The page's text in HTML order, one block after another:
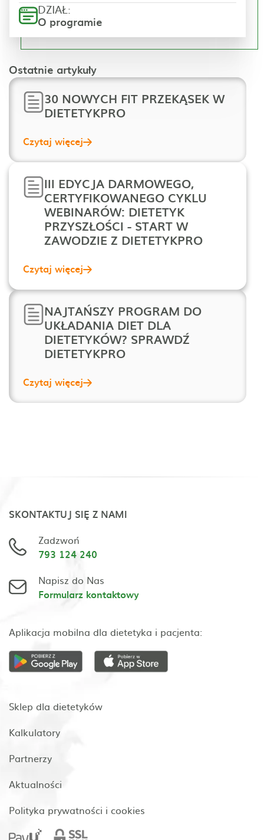
DZIAŁ:
O programie
Ostatnie artykuły
30 NOWYCH FIT PRZEKĄSEK W
DIETETYKPRO
Czytaj więcej
III EDYCJA DARMOWEGO,
CERTYFIKOWANEGO CYKLU
WEBINARÓW: DIETETYK
PRZYSZŁOŚCI - START W
ZAWODZIE Z DIETETYKPRO
Czytaj więcej
NAJTAŃSZY PROGRAM DO
UKŁADANIA DIET DLA
DIETETYKÓW? SPRAWDŹ
DIETETYKPRO
Czytaj więcej
SKONTAKTUJ SIĘ Z NAMI
Zadzwoń
793 124 240
Napisz do Nas
Formularz kontaktowy
Aplikacja mobilna dla dietetyka i pacjenta:
Sklep dla dietetyków
Kalkulatory
Partnerzy
Aktualności
Polityka prywatności i cookies